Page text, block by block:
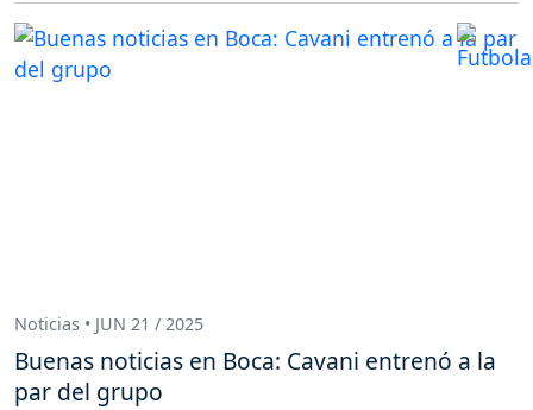
Noticias • JUN 21 / 2025
Buenas noticias en Boca: Cavani entrenó a la
par del grupo